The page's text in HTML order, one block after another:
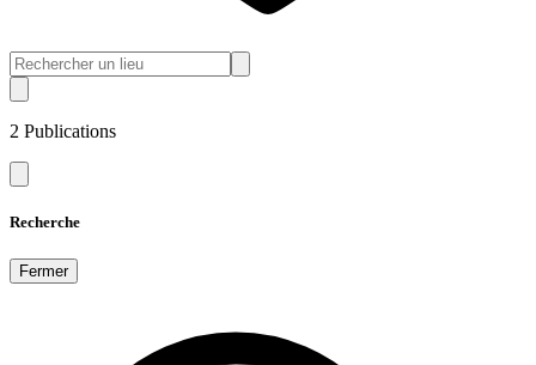
2 Publications
Recherche
Fermer